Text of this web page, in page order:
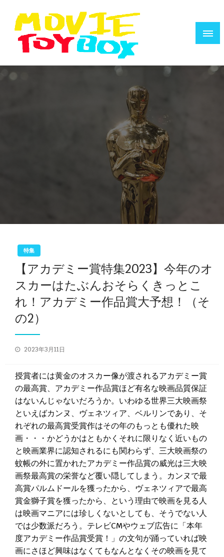
へ MOVIE TOYBOX
映画で遊ぶ人のためのウェブZINE
特集
【アカデミー賞特集2023】今年のオ
スカーはたぶんおそらくきっとこ
れ！アカデミー作品賞大予想！（そ
の2）
投
2023年3月11日
授賞者には黄金のオスカー像が渡されるアカデミー賞
の最高賞、アカデミー作品賞ほど有名な映画品質保証
はないんじゃないだろうか。いわゆる世界三大映画祭
といえばカンヌ、ヴェネツィア、ベルリンであり、そ
れぞれの最高賞受賞作はその年のもっとも優れた映
画・・・かどうかはともかくそれに限りなく近いもの
と映画業界に認知されるにも関わらず、三大映画祭の
蚊帳の外に置かれたアカデミー作品賞の威光は三大映
画祭最高賞の栄誉など覆い隠してしまう。カンヌで最
高賞パルムドールを獲ったから、ヴェネツィアで最高
賞金獅子賞を獲ったから、という理由で映画を見る人
は映画マニアには珍しくないとしても、そうでない人
では少数派だろう。テレビCMやウェブ広告に「本年
度アカデミー作品賞受賞！」の文句が踊っていれば映
画にさほど興味はなくてもなんとなくその映画を見て